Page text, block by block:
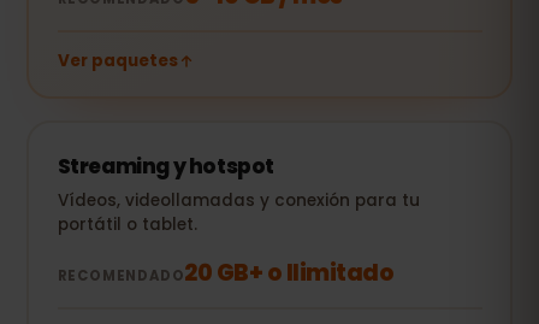
Ver paquetes
Streaming y hotspot
Vídeos, videollamadas y conexión para tu
portátil o tablet.
RECOMENDADO20 GB+ o Ilimitado